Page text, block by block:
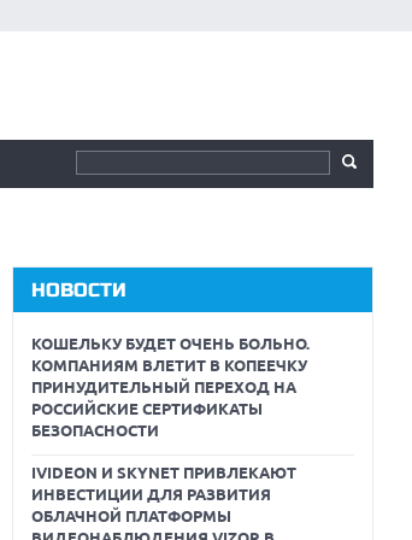
НОВОСТИ
КОШЕЛЬКУ БУДЕТ ОЧЕНЬ БОЛЬНО.
КОМПАНИЯМ ВЛЕТИТ В КОПЕЕЧКУ
ПРИНУДИТЕЛЬНЫЙ ПЕРЕХОД НА
РОССИЙСКИЕ СЕРТИФИКАТЫ
БЕЗОПАСНОСТИ
IVIDEON И SKYNET ПРИВЛЕКАЮТ
ИНВЕСТИЦИИ ДЛЯ РАЗВИТИЯ
ОБЛАЧНОЙ ПЛАТФОРМЫ